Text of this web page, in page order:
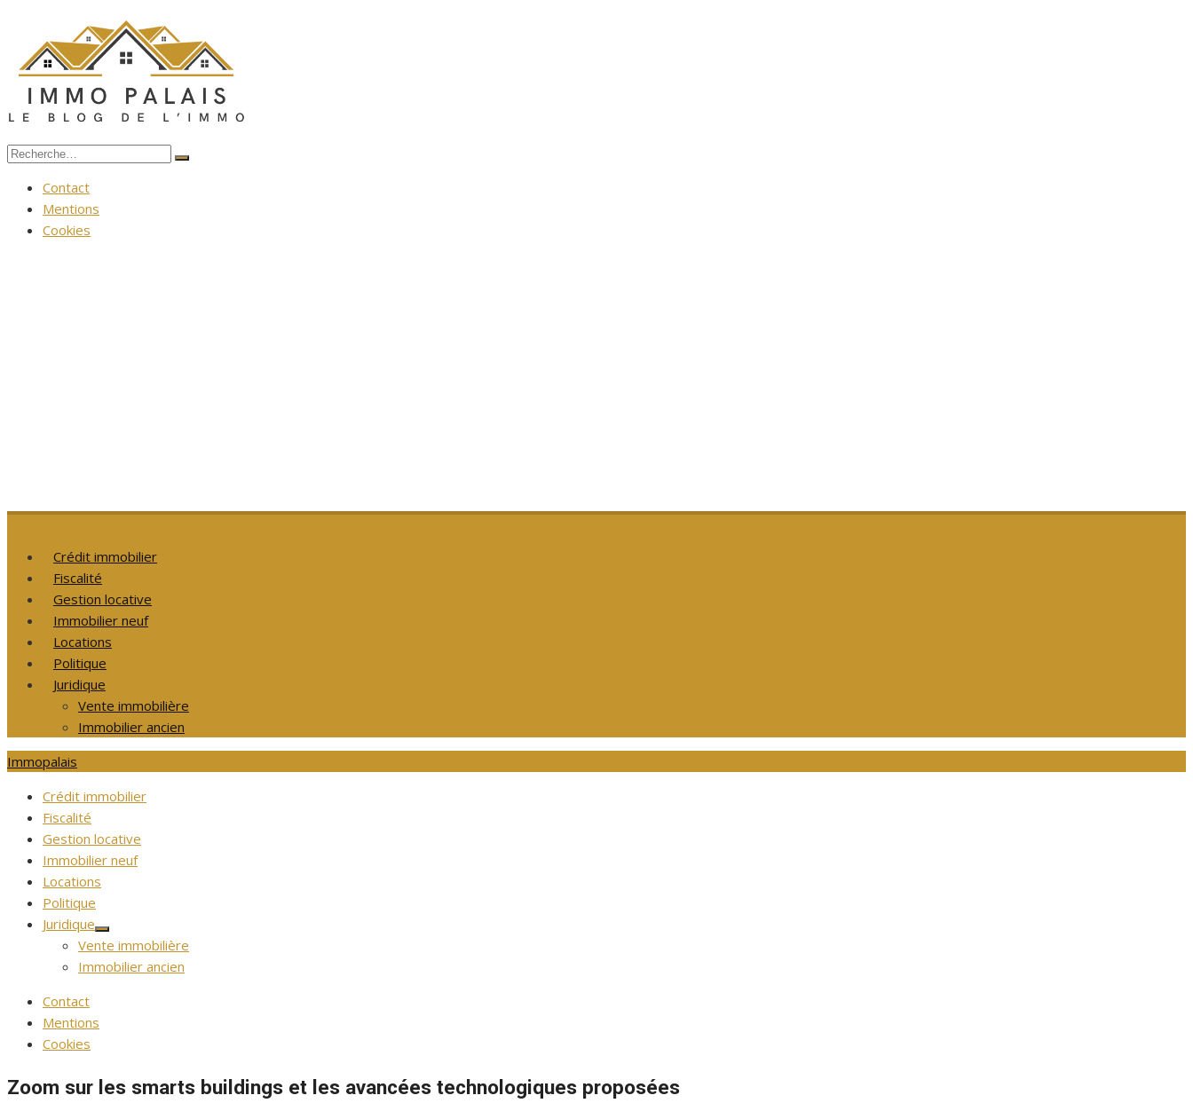
contenu
Recherche
Rechercher
Contact
Mentions
Cookies
Crédit immobilier
Fiscalité
Gestion locative
Immobilier neuf
Locations
Politique
Juridique
Vente immobilière
Immobilier ancien
Immopalais
Crédit immobilier
Fiscalité
Gestion locative
Immobilier neuf
Locations
Politique
Juridique
Afficher
le
sous-
menu
Vente immobilière
Immobilier ancien
Contact
Mentions
Cookies
Zoom sur les smarts buildings et les avancées technologiques proposées